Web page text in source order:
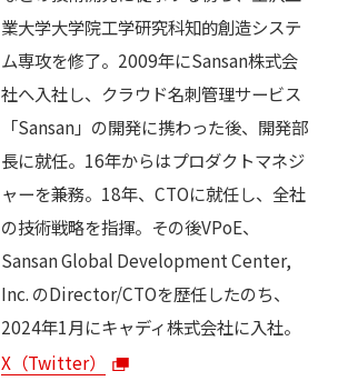
業大学大学院工学研究科知的創造システ
ム専攻を修了。2009年にSansan株式会
社へ入社し、クラウド名刺管理サービス
「Sansan」の開発に携わった後、開発部
長に就任。16年からはプロダクトマネジ
ャーを兼務。18年、CTOに就任し、全社
の技術戦略を指揮。その後VPoE、
Sansan Global Development Center,
Inc. のDirector/CTOを歴任したのち、
2024年1月にキャディ株式会社に入社。
X（Twitter）